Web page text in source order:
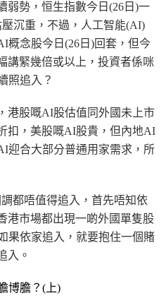
弱勢，恒生指數今日 (26日 )一
沉重，不過，人工智能(AI)
概念股今日 (26日 )回套，但今
講緊幾倍或以上，投資者係咪
照追入？
港股嘅AI股估值同外國未上市
扣，美股嘅AI股貴，但內地AI
迎合大部分普通用家需求，所
都唔值得追入，首先唔知依
港市場都出現一啲外國 單隻股
果依家追入，就要抱住一個賭
入。
博膽？ (上)